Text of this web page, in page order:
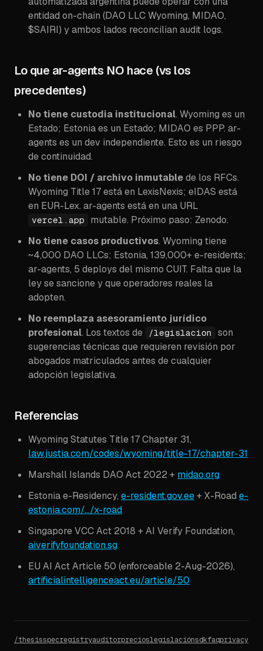
entidad on-chain (DAO LLC Wyoming, MIDAO,
$SAIRI) y ambos lados reconcilian audit logs.
Lo que ar-agents NO hace (vs los
precedentes)
No tiene custodia institucional. Wyoming es un
Estado; Estonia es un Estado; MIDAO es PPP. ar-
agents es un dev independiente. Esto es un riesgo
de continuidad.
No tiene DOI / archivo inmutablede los RFCs.
Wyoming Title 17 está en LexisNexis; eIDAS está
en EUR-Lex. ar-agents está en una URL
vercel.app
mutable. Próximo paso: Zenodo.
No tiene casos productivos. Wyoming tiene
~4,000 DAO LLCs; Estonia, 139,000+ e-residents;
ar-agents, 5 deploys del mismo CUIT. Falta que la
ley se sancione y que operadores reales la
adopten.
No reemplaza asesoramiento jurídico
profesional. Los textos de /legislacion
son
sugerencias técnicas que requieren revisión por
abogados matriculados antes de cualquier
adopción legislativa.
Referencias
Wyoming Statutes Title 17 Chapter 31,
law.justia.com/codes/wyoming/title-17/chapter-31
Marshall Islands DAO Act 2022 + midao.org
Estonia e-Residency, e-resident.gov.ee+ X-Road e-
estonia.com/.../x-road
Singapore VCC Act 2018 + AI Verify Foundation,
aiverifyfoundation.sg
EU AI Act Article 50 (enforceable 2-Aug-2026),
artificialintelligenceact.eu/article/50
/thesisspecregistryauditorprecioslegislaciónsdkfaqprivacy